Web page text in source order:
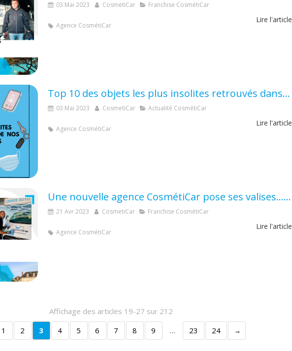
03 Mai 2023 CosmetiCar Franchise CosmétiCar
Lire l'article
Agence CosmétiCar
Top 10 des objets les plus insolites retrouvés dans vos voitures !
03 Mai 2023 CosmetiCar Actualité CosmétiCar
Lire l'article
Agence CosmétiCar
Une nouvelle agence CosmétiCar pose ses valises… à Toulouse (31) !
21 Avr 2023 CosmetiCar Franchise CosmétiCar
Lire l'article
Agence CosmétiCar
Affichage des articles 19-27 sur 212
1
2 3 4 5 6 7 8 9 … 23 24